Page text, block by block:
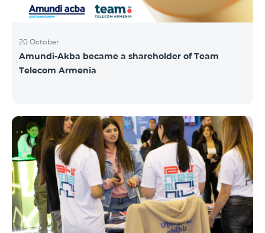
20 October
Amundi-Akba became a shareholder of Team
Telecom Armenia